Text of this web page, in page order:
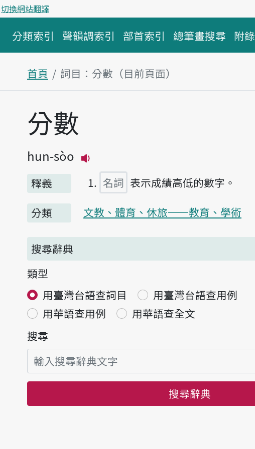
切換網站翻譯
分類索引 聲韻調索引 部首索引 總筆畫搜尋 附錄
首頁 詞目：分數（目前頁面）
主內容區塊
分數
hun-sòo
釋義
名詞 表示成績高低的數字。
分類 文教、體育、休旅——教育、學術
搜尋辭典
類型
用臺灣台語查詞目
用臺灣台語查用例
用華語查用例
用華語查全文
搜尋
搜尋辭典